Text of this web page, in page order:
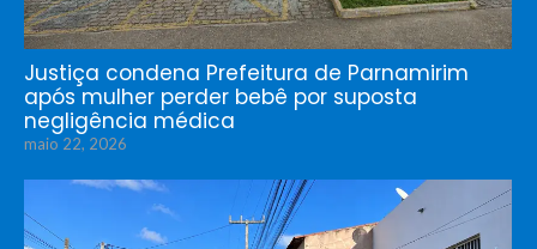
Justiça condena Prefeitura de Parnamirim
após mulher perder bebê por suposta
negligência médica
maio 22, 2026